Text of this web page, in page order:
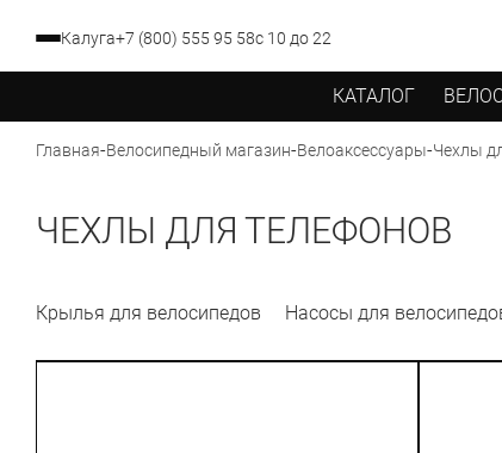
Калуга+7 (800) 555 95 58с 10 до 22
КАТАЛОГ
Главная-Велосипедный магазин-Велоаксессуары-Чехлы
ЧЕХЛЫ ДЛЯ ТЕЛЕФОНОВ
Крылья для велосипедов Насосы для